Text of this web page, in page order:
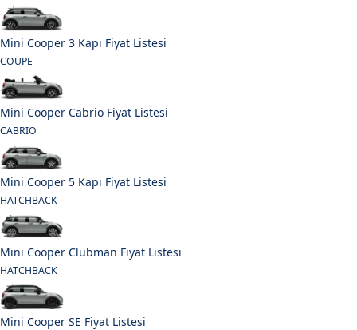
Mini Cooper 3 Kapı Fiyat Listesi
COUPE
Mini Cooper Cabrio Fiyat Listesi
CABRIO
Mini Cooper 5 Kapı Fiyat Listesi
HATCHBACK
Mini Cooper Clubman Fiyat Listesi
HATCHBACK
Mini Cooper SE Fiyat Listesi